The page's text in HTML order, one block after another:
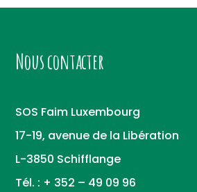
Nous contacter
SOS Faim Luxembourg
17-19, avenue de la Libération
L-3850 Schifflange
Tél. : + 352 – 49 09 96